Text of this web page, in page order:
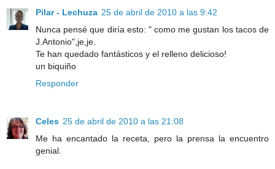
Pilar - Lechuza 25 de abril de 2010 a las 9:42
Nunca pensé que diría esto: " como me gustan los tacos de
J.Antonio",je,je.
Te han quedado fantásticos y el relleno delicioso!
un biquiño
Responder
Celes 25 de abril de 2010 a las 21:08
Me ha encantado la receta, pero la prensa la encuentro
genial.